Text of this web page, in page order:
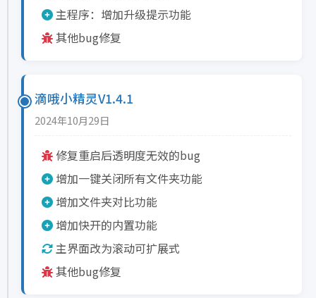
主程序：增加升级提示功能
其他bug修复
滴哦小精灵V1.4.1
2024年10月29日
修复重启后透明度无效的bug
增加一键关闭所有文件夹功能
增加文件夹对比功能
增加快开的内置功能
主界面改为滚动可扩展式
其他bug修复